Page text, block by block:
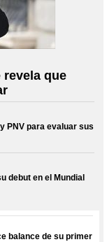
revela que
PNV para evaluar sus
debut en el Mundial
balance de su primer